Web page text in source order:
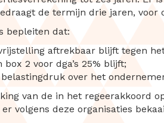
de termijn drie jaren, voor
bepleiten dat:
aftrekbaar blijft tegen
2 voor dga’s 25% blijft;
over het
van de in het regeerakkoord
volgens deze organisaties